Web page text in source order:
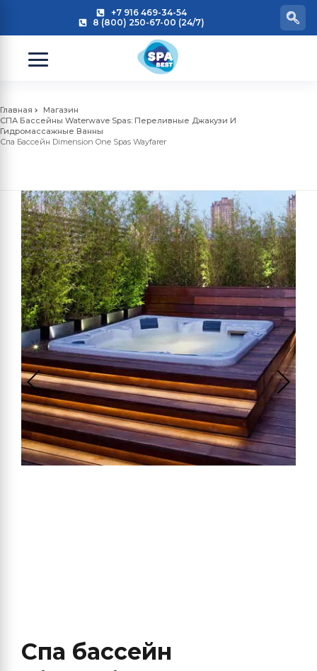
+7 916 469-34-54
8 (800) 250-67-00 (24/7)
Главная
Магазин
СПА Бассейны Waterwave Spas: Переливные Джакузи И
Гидромассажные Ванны
Спа Бассейн Dimension One Spas Wayfarer
Спа бассейн